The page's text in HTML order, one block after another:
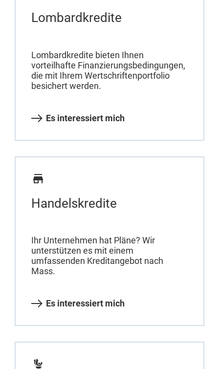
Lombardkredite
Lombardkredite bieten Ihnen
vorteilhafte Finanzierungsbedingungen,
die mit Ihrem Wertschriftenportfolio
besichert werden.
Es interessiert mich
Handelskredite
Ihr Unternehmen hat Pläne? Wir
unterstützen es mit einem
umfassenden Kreditangebot nach
Mass.
Es interessiert mich